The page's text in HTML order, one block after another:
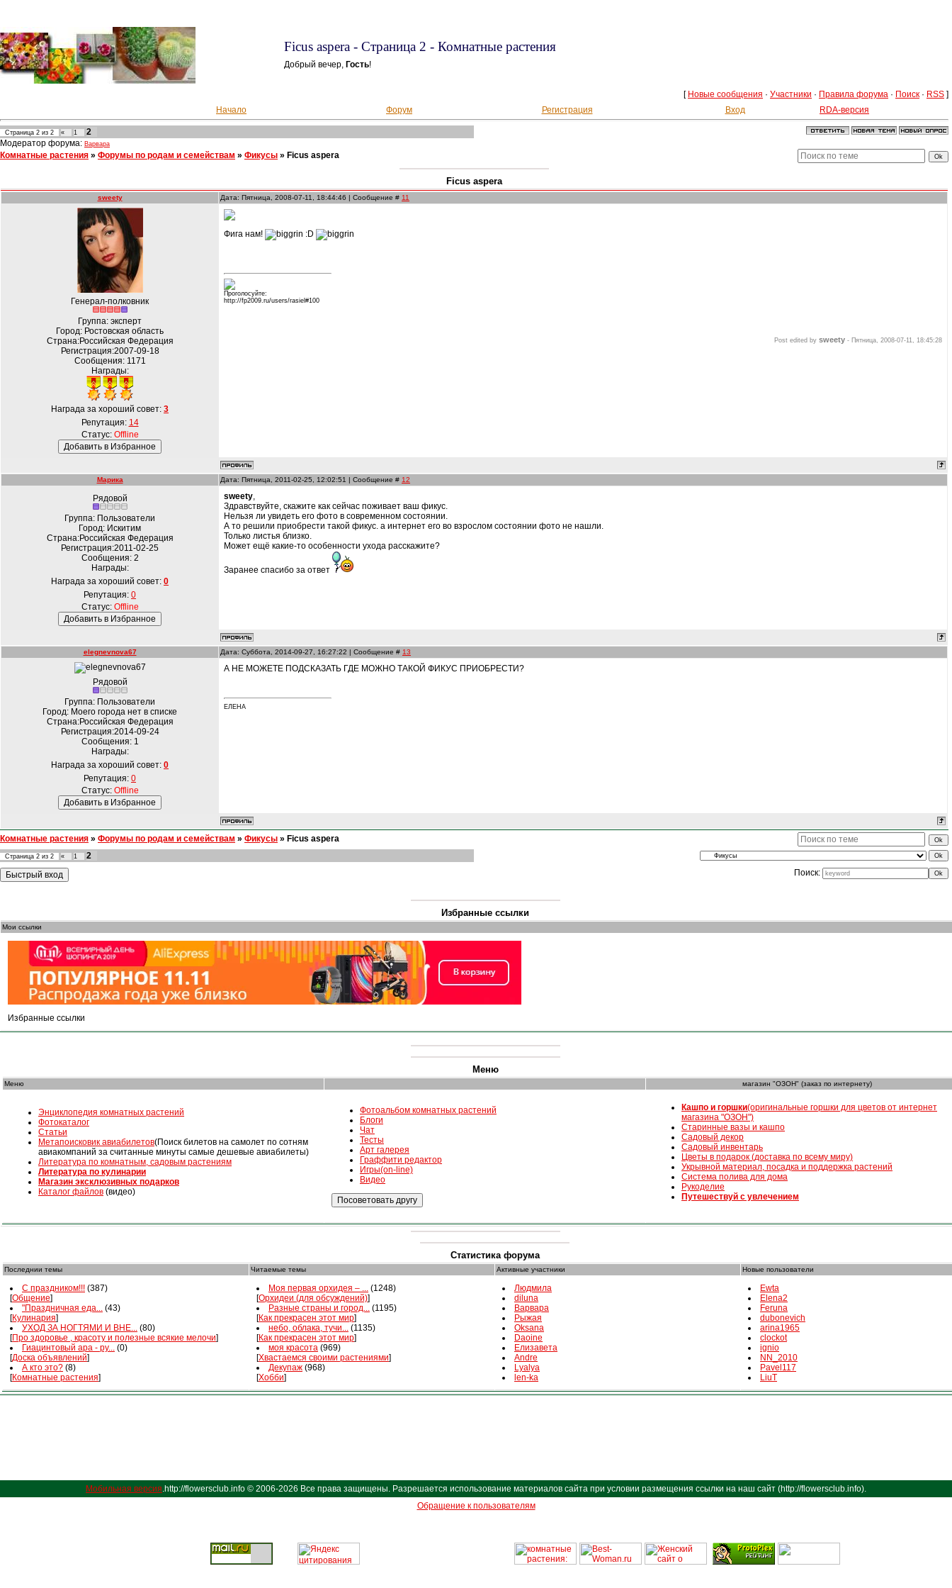
Ficus aspera - Страница 2 - Комнатные растения
Добрый вечер, Гость!
[ Новые сообщения · Участники · Правила форума · Поиск · RSS ]
Начало
Форум Регистрация Вход RDA-версия
Страница 2 из 2 « 1
2
Модератор форума: Варвара
Комнатные растения » Форумы по родам и семействам » Фикусы » Ficus aspera
Ficus aspera
sweety Дата: Пятница, 2008-07-11, 18:44:46 | Сообщение # 11
Генерал-полковник
Группа: эксперт
Город: Ростовская область
Страна:Российская Федерация
Регистрация:2007-09-18
Сообщения: 1171
Награды:
Награда за хороший совет: 3
Репутация: 14
Статус: Offline
Фига нам! :D
Проголосуйте:
http://fp2009.ru/users/rasiel#100
Post edited by sweety - Пятница, 2008-07-11, 18:45:28
Марика Дата: Пятница, 2011-02-25, 12:02:51 | Сообщение # 12
Рядовой
Группа: Пользователи
Город: Искитим
Страна:Российская Федерация
Регистрация:2011-02-25
Сообщения: 2
Награды:
Награда за хороший совет: 0
Репутация: 0
Статус: Offline
sweety,
Здравствуйте, скажите как сейчас поживает ваш фикус.
Нельзя ли увидеть его фото в современном состоянии.
А то решили приобрести такой фикус. а интернет его во взрослом состоянии фото не нашли.
Только листья близко.
Может ещё какие-то особенности ухода расскажите?
Заранее спасибо за ответ
elegnevnova67 Дата: Суббота, 2014-09-27, 16:27:22 | Сообщение # 13
Рядовой
Группа: Пользователи
Город: Моего города нет в списке
Страна:Российская Федерация
Регистрация:2014-09-24
Сообщения: 1
Награды:
Награда за хороший совет: 0
Репутация: 0
Статус: Offline
А НЕ МОЖЕТЕ ПОДСКАЗАТЬ ГДЕ МОЖНО ТАКОЙ ФИКУС ПРИОБРЕСТИ?
ЕЛЕНА
Комнатные растения » Форумы по родам и семействам » Фикусы » Ficus aspera
Страница 2 из 2 « 1
2
Поиск:
Избранные ссылки
Мои ссылки
Избранные ссылки
Меню
Меню магазин "ОЗОН" (заказ по интернету)
Энциклопедия комнатных растений
Фотокаталог
Статьи
Mетапоисковик авиабилетов(Поиск билетов на самолет по сотням
авиакомпаний за считанные минуты самые дешевые авиабилеты)
Литература по комнатным, садовым растениям
Литература по кулинарии
Магазин эксклюзивных подарков
Каталог файлов (видео)
Фотоальбом комнатных растений
Блоги
Чат
Тесты
Арт галерея
Граффити редактор
Игры(on-line)
Видео
Кашпо и горшки(оригинальные горшки для цветов от интернет
магазина "ОЗОН")
Старинные вазы и кашпо
Садовый декор
Садовый инвентарь
Цветы в подарок (доставка по всему миру)
Укрывной материал, посадка и поддержка растений
Система полива для дома
Рукоделие
Путешествуй с увлечением
Статистика форума
Последнии темы Читаемые темы Активные участники Новые пользователи
С праздником!!! (387)
[Общение]
"Праздничная еда... (43)
[Кулинария]
УХОД ЗА НОГТЯМИ И ВНЕ... (80)
[Про здоровье , красоту и полезные всякие мелочи]
Гиацинтовый ара - ру... (0)
[Доска объявлений]
А кто это? (8)
[Комнатные растения]
Моя первая орхидея – ... (1248)
[Орхидеи (для обсуждений)]
Разные страны и город... (1195)
[Как прекрасен этот мир]
небо, облака, тучи... (1135)
[Как прекрасен этот мир]
моя красота (969)
[Хвастаемся своими растениями]
Декупаж (968)
[Хобби]
Людмила
diluna
Варвара
Рыжая
Oksana
Daoine
Елизавета
Andre
Lyalya
len-ka
Ewta
Elena2
Feruna
dubonevich
arina1965
clockot
ignio
NN_2010
Pavel117
LiuT
Мобильная версия.http://flowersclub.info © 2006-2026 Все права защищены. Разрешается использование материалов сайта при условии размещения ссылки на наш сайт (http://flowersclub.info).
Обращение к пользователям